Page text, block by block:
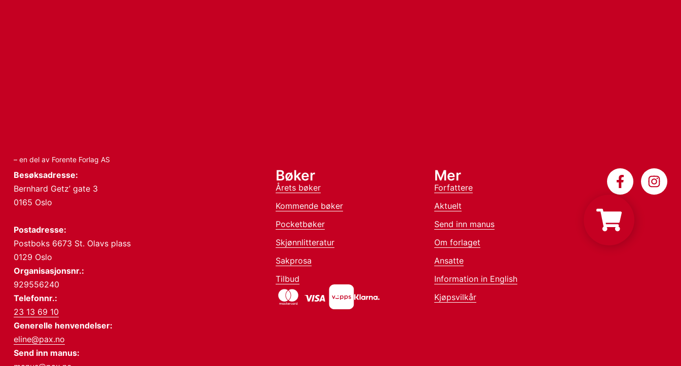
– en del av Forente Forlag AS
Besøksadresse:
Bernhard Getz’ gate 3
0165 Oslo
Postadresse:
Postboks 6673 St. Olavs plass
0129 Oslo
Organisasjonsnr.:
929556240
Telefonnr.:
23 13 69 10
Generelle henvendelser:
eline@pax.no
Send inn manus:
Bøker
Årets bøker
Kommende bøker
Pocketbøker
Skjønnlitteratur
Sakprosa
Tilbud
Mer
Forfattere
Aktuelt
Send inn manus
Om forlaget
Ansatte
Information in English
Kjøpsvilkår